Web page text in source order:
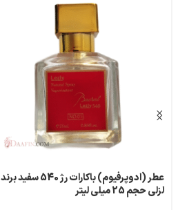
عطر (ادوپرفیوم) مردانه لزلی مدل اینوکتوس
حجم 25 میلی لیتر